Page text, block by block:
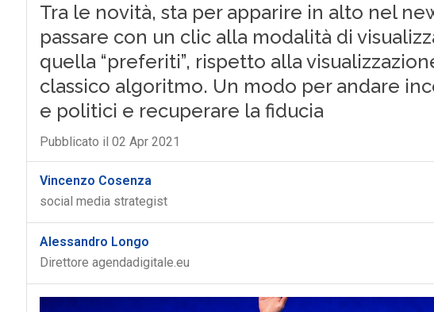
Tra le novità, sta per apparire in alto nel
passare con un clic alla modalità di
quella “preferiti”, rispetto alla
classico algoritmo. Un modo per andare
e politici e recuperare la fiducia
Pubblicato il 02 Apr 2021
Vincenzo Cosenza
social media strategist
Alessandro Longo
Direttore agendadigitale.eu